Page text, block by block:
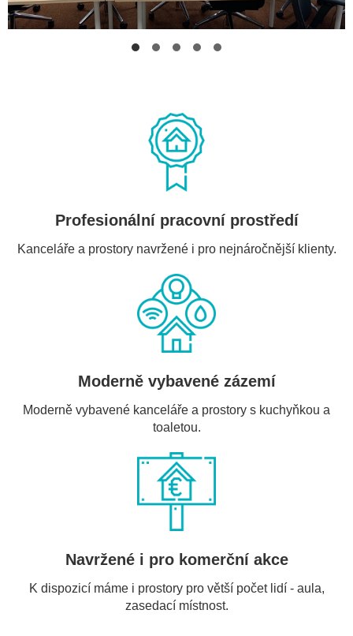
Profesionální pracovní prostředí
Kanceláře a prostory navržené i pro nejnáročnější klienty.
Moderně vybavené zázemí
Moderně vybavené kanceláře a prostory s kuchyňkou a
toaletou.
Navržené i pro komerční akce
K dispozicí máme i prostory pro větší počet lidí - aula,
zasedací místnost.